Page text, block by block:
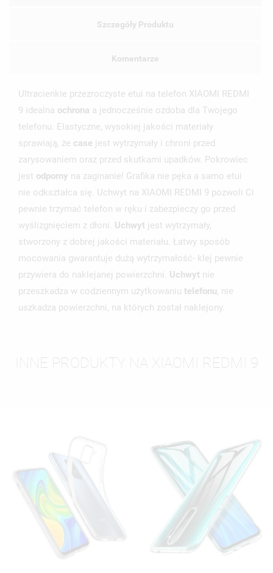
Szczegóły Produktu
Komentarze
Ultracienkie przezroczyste etui na telefon XIAOMI REDMI
9 idealna ochrona a jednocześnie ozdoba dla Twojego
telefonu. Elastyczne, wysokiej jakości materiały
sprawiają, że case jest wytrzymały i chroni przed
zarysowaniem oraz przed skutkami upadków. Pokrowiec
jest odporny na zaginanie! Grafika nie pęka a samo etui
nie odkształca się. Uchwyt na XIAOMI REDMI 9 pozwoli Ci
pewnie trzymać telefon w ręku i zabezpieczy go przed
wyślizgnięciem z dłoni. Uchwyt jest wytrzymały,
stworzony z dobrej jakości materiału. Łatwy sposób
mocowania gwarantuje dużą wytrzymałość- klej pewnie
przywiera do naklejanej powierzchni. Uchwyt nie
przeszkadza w codziennym użytkowaniu telefonu, nie
uszkadza powierzchni, na których został naklejony.
INNE PRODUKTY NA XIAOMI REDMI 9
MOJE LISTY ŻYCZEŃ
add_circle_outlineUTWÓRZ NOWĄ LISTĘ
UTWÓRZ LISTĘ ŻYCZEŃ
NAZWA LISTY ŻYCZEŃ
ANULUJ UTWÓRZ LISTĘ ŻYCZEŃ
ZALOGUJ SIĘ
MUSISZ BYĆ ZALOGOWANY BY ZAPISAĆ PRODUKTY NA
ANULUJ ZALOGUJ SIĘ